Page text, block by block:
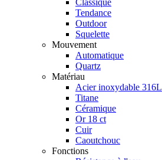
Tendance
Outdoor
Squelette
Mouvement
Automatique
Quartz
Matériau
Acier inoxydable 316L
Titane
Céramique
Or 18 ct
Cuir
Caoutchouc
Fonctions